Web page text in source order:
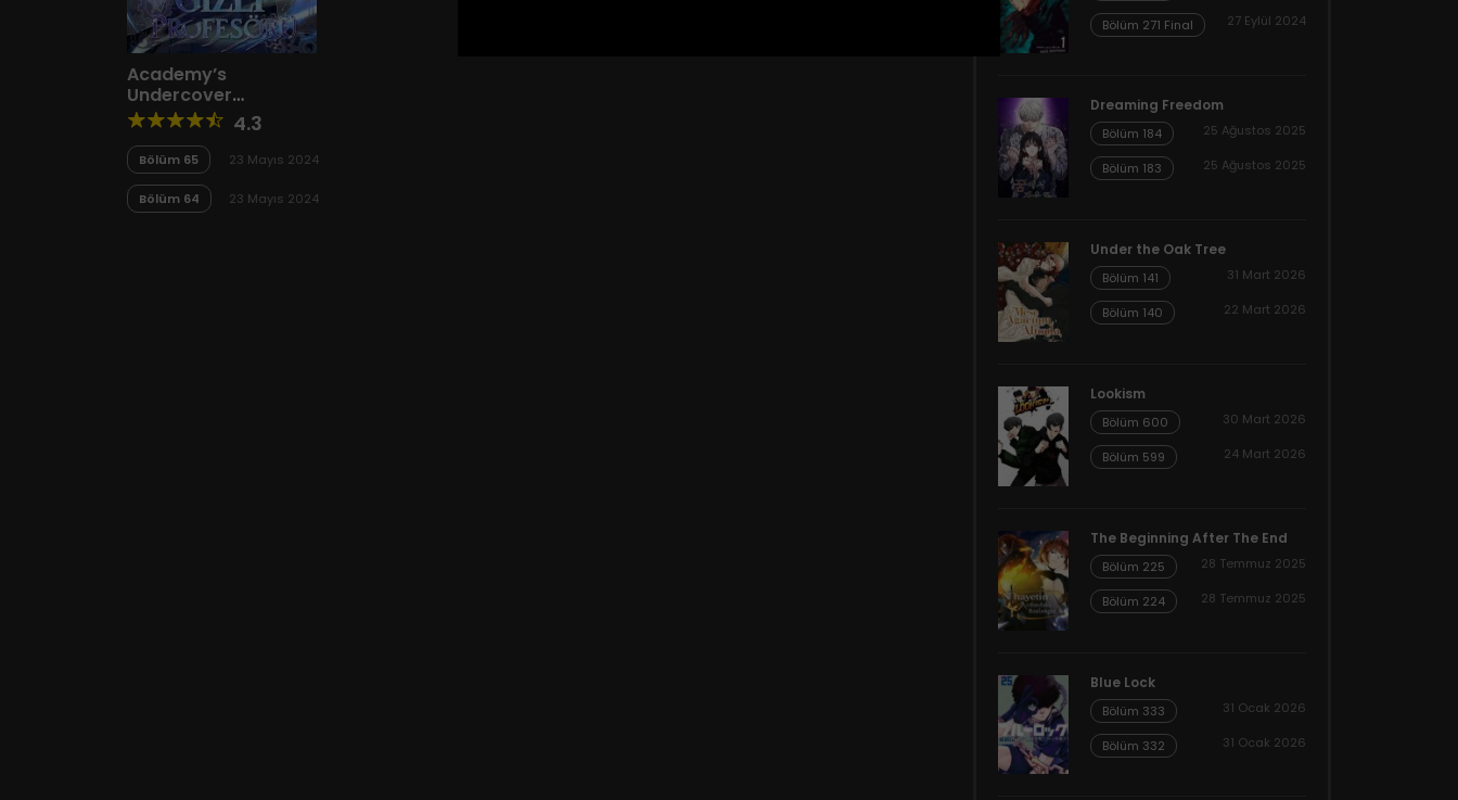
Academy’s
Undercover
Professor
4.3
Bölüm 65 23 Mayıs 2024
Bölüm 64 23 Mayıs 2024
Bölüm 271 Final 27 Eylül 2024
Dreaming Freedom
Bölüm 184 25 Ağustos 2025
Bölüm 183 25 Ağustos 2025
Under the Oak Tree
Bölüm 141 31 Mart 2026
Bölüm 140 22 Mart 2026
Lookism
Bölüm 600 30 Mart 2026
Bölüm 599 24 Mart 2026
The Beginning After The End
Bölüm 225 28 Temmuz 2025
Bölüm 224 28 Temmuz 2025
Blue Lock
Bölüm 333 31 Ocak 2026
Bölüm 332 31 Ocak 2026